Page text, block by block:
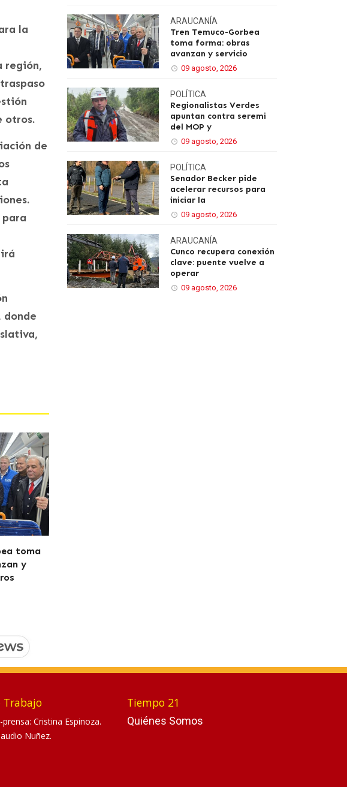
la
región,
otros.
de
donde
toma
y
ARAUCANÍA
Tren Temuco-Gorbea
toma forma: obras
avanzan y servicio
09 agosto, 2026
POLÍTICA
Regionalistas Verdes
apuntan contra seremi
del MOP y
09 agosto, 2026
POLÍTICA
Senador Becker pide
acelerar recursos para
iniciar la
09 agosto, 2026
ARAUCANÍA
Cunco recupera conexión
clave: puente vuelve a
operar
09 agosto, 2026
Trabajo
Cristina Espinoza.
Nuñez.
Tiempo 21
Quiénes Somos